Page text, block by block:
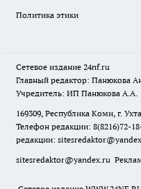
Политика этики
Сетевое издание 24nf.ru
Главный редактор: Панюкова
Учредитель: ИП Панюкова А.А.
169309, Республика Коми, г.
Телефон редакции: 8(8216)72-
редакции:
sitesredaktor@yandex.ru